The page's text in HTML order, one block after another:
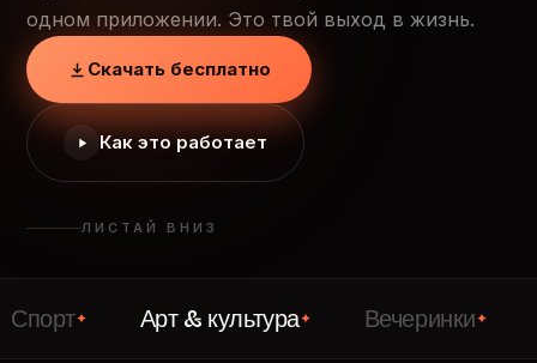
одном приложении. Это твой выход в жизнь.
Скачать бесплатно
Как это работает
ЛИСТАЙ ВНИЗ
✦ Арт & культура✦ Вечеринки✦